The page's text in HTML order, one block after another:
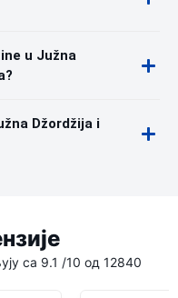
u Južna
Džordžija i
са 9.1 /10 од 12840